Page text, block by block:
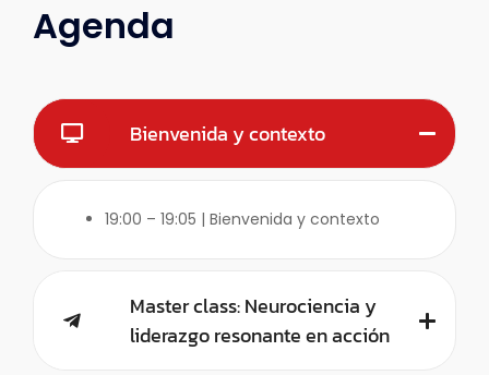
Agenda
Bienvenida y contexto
19:00 – 19:05 | Bienvenida y contexto
Master class: Neurociencia y
liderazgo resonante en acción